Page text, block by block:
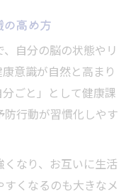
高め方
自分の脳の状態やリ
意識が自然と高まり
ごと」として健康課
行動が習慣化しやす
なり、お互いに生活
くなるのも大きなメ